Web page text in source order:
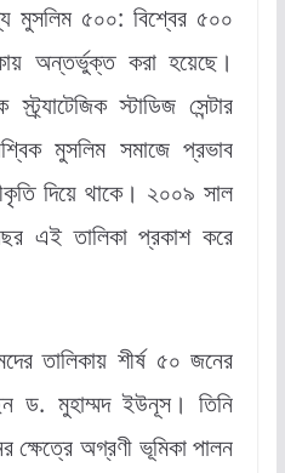
মুসলিম ৫০০: বিশ্বের ৫০০
অন্তর্ভুক্ত করা হয়েছে।
স্টাডিজ সেন্টার
মুসলিম সমাজে প্রভাব
দিয়ে থাকে। ২০০৯ সাল
এই তালিকা প্রকাশ করে
তালিকায় শীর্ষ ৫০ জনের
ড. মুহাম্মদ ইউনূস। তিনি
ক্ষেত্রে অগ্রণী ভূমিকা পালন